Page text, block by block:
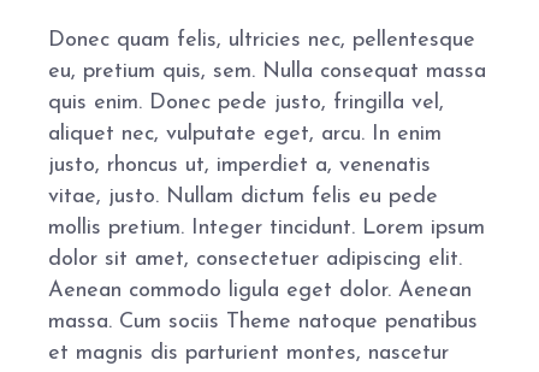
Donec quam felis, ultricies nec, pellentesque
eu, pretium quis, sem. Nulla consequat massa
quis enim. Donec pede justo, fringilla vel,
aliquet nec, vulputate eget, arcu. In enim
justo, rhoncus ut, imperdiet a, venenatis
vitae, justo. Nullam dictum felis eu pede
mollis pretium. Integer tincidunt. Lorem ipsum
dolor sit amet, consectetuer adipiscing elit.
Aenean commodo ligula eget dolor. Aenean
massa. Cum sociis Theme natoque penatibus
et magnis dis parturient montes, nascetur